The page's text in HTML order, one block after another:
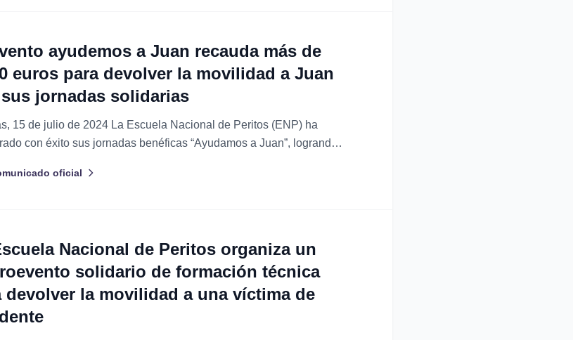
ayudemos a Juan recauda más de
euros para devolver la movilidad a Juan
jornadas solidarias
15 de julio de 2024 La Escuela Nacional de Peritos (ENP) ha
con éxito sus jornadas benéficas “Ayudamos a Juan”, logrando
del evento técnico y...
oficial
Nacional de Peritos organiza un
solidario de formación técnica
devolver la movilidad a una víctima de